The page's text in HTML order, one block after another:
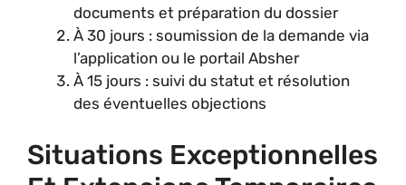
documents et préparation du dossier
À 30 jours : soumission de la demande via
l’application ou le portail Absher
À 15 jours : suivi du statut et résolution
des éventuelles objections
Situations Exceptionnelles